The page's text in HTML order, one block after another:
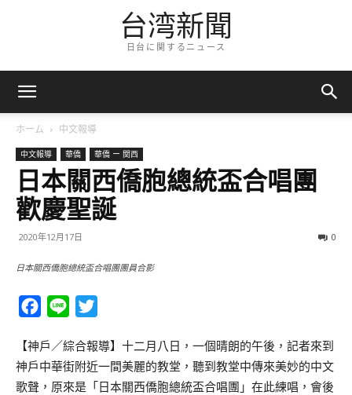
台湾新聞
日台に関するニュース
ホーム 中文報導
中文報導 華僑 華僑 ー 関西
日本關西僑胞總統盃合唱團
歡慶聖誕
2020年12月17日 0
日本關西僑胞總統盃合唱團團員合影
Facebook
Line
【神戶／綜合報導】十二月八日，一個晴朗的午後，記者來到
神戶中華街附近一間美麗的教堂，聽到教堂中傳來美妙的中文
歌聲，原來是「日本關西僑胞總統盃合唱團」在此練唱，會後